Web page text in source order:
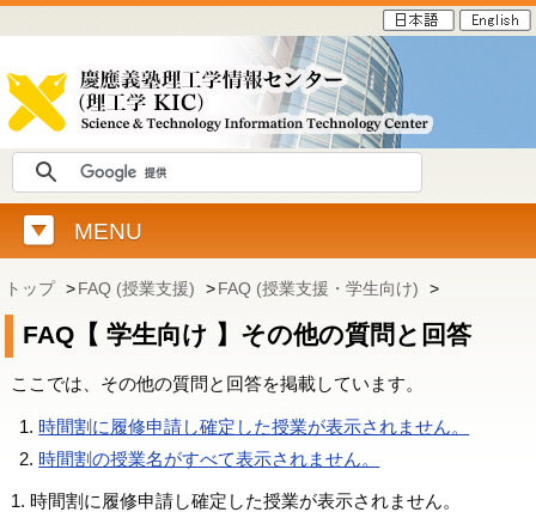
MENU
トップ >FAQ (授業支援) >FAQ (授業支援・学生向け) >
FAQ【 学生向け 】その他の質問と回答
ここでは、その他の質問と回答を掲載しています。
時間割に履修申請し確定した授業が表示されません。
時間割の授業名がすべて表示されません。
1. 時間割に履修申請し確定した授業が表示されません。